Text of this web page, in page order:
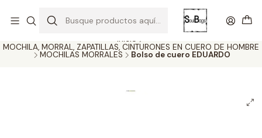
SOLO EL CUERO REEMPLAZA AL CUERO Todas las carteras acá
Inicio
MOCHILA, MORRAL, ZAPATILLAS, CINTURONES EN CUERO DE HOMBRE
MOCHILAS MORRALES Bolso de cuero EDUARDO